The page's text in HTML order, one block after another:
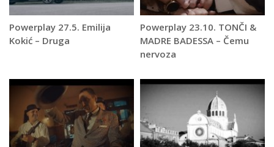
Powerplay 27.5. Emilija
Kokić – Druga
Powerplay 23.10. TONČI &
MADRE BADESSA – Čemu
nervoza